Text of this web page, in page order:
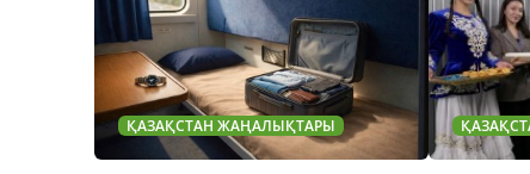
ҚАЗАҚСТАН ЖАҢАЛЫҚТАРЫ